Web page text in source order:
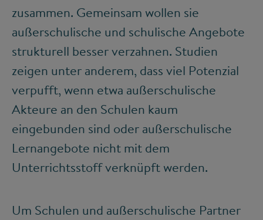
zusammen. Gemeinsam wollen sie
außerschulische und schulische Angebote
strukturell besser verzahnen. Studien
zeigen unter anderem, dass viel Potenzial
verpufft, wenn etwa außerschulische
Akteure an den Schulen kaum
eingebunden sind oder außerschulische
Lernangebote nicht mit dem
Unterrichtsstoff verknüpft werden.
Um Schulen und außerschulische Partner